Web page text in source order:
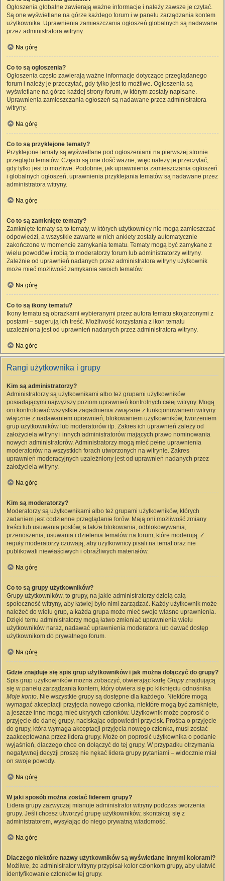
Ogłoszenia globalne zawierają ważne informacje i należy zawsze je czytać.
Są one wyświetlane na górze każdego forum i w panelu zarządzania kontem
użytkownika. Uprawnienia zamieszczania ogłoszeń globalnych są nadawane
przez administratora witryny.
Na górę
Co to są ogłoszenia?
Ogłoszenia często zawierają ważne informacje dotyczące przeglądanego
forum i należy je przeczytać, gdy tylko jest to możliwe. Ogłoszenia są
wyświetlane na górze każdej strony forum, w którym zostały napisane.
Uprawnienia zamieszczania ogłoszeń są nadawane przez administratora
witryny.
Na górę
Co to są przyklejone tematy?
Przyklejone tematy są wyświetlane pod ogłoszeniami na pierwszej stronie
przeglądu tematów. Często są one dość ważne, więc należy je przeczytać,
gdy tylko jest to możliwe. Podobnie, jak uprawnienia zamieszczania ogłoszeń
i globalnych ogłoszeń, uprawnienia przyklejania tematów są nadawane przez
administratora witryny.
Na górę
Co to są zamknięte tematy?
Zamknięte tematy są to tematy, w których użytkownicy nie mogą zamieszczać
odpowiedzi, a wszystkie zawarte w nich ankiety zostały automatycznie
zakończone w momencie zamykania tematu. Tematy mogą być zamykane z
wielu powodów i robią to moderatorzy forum lub administratorzy witryny.
Zależnie od uprawnień nadanych przez administratora witryny użytkownik
może mieć możliwość zamykania swoich tematów.
Na górę
Co to są ikony tematu?
Ikony tematu są obrazkami wybieranymi przez autora tematu skojarzonymi z
postami – sugerują ich treść. Możliwość korzystania z ikon tematu
uzależniona jest od uprawnień nadanych przez administratora witryny.
Na górę
Rangi użytkownika i grupy
Kim są administratorzy?
Administratorzy są użytkownikami albo też grupami użytkowników
posiadającymi najwyższy poziom uprawnień kontrolnych całej witryny. Mogą
oni kontrolować wszystkie zagadnienia związane z funkcjonowaniem witryny
włącznie z nadawaniem uprawnień, blokowaniem użytkowników, tworzeniem
grup użytkowników lub moderatorów itp. Zakres ich uprawnień zależy od
założyciela witryny i innych administratorów mających prawo nominowania
nowych administratorów. Administratorzy mogą mieć pełne uprawnienia
moderatorów na wszystkich forach utworzonych na witrynie. Zakres
uprawnień moderacyjnych uzależniony jest od uprawnień nadanych przez
założyciela witryny.
Na górę
Kim są moderatorzy?
Moderatorzy są użytkownikami albo też grupami użytkowników, których
zadaniem jest codzienne przeglądanie forów. Mają oni możliwość zmiany
treści lub usuwania postów, a także blokowania, odblokowywania,
przenoszenia, usuwania i dzielenia tematów na forum, które moderują. Z
reguły moderatorzy czuwają, aby użytkownicy pisali na temat oraz nie
publikowali niewłaściwych i obraźliwych materiałów.
Na górę
Co to są grupy użytkowników?
Grupy użytkowników, to grupy, na jakie administratorzy dzielą całą
społeczność witryny, aby łatwiej było nimi zarządzać. Każdy użytkownik może
należeć do wielu grup, a każda grupa może mieć swoje własne uprawnienia.
Dzięki temu administratorzy mogą łatwo zmieniać uprawnienia wielu
użytkowników naraz, nadawać uprawnienia moderatora lub dawać dostęp
użytkownikom do prywatnego forum.
Na górę
Gdzie znajduje się spis grup użytkowników i jak można dołączyć do grupy?
Spis grup użytkowników można zobaczyć, otwierając kartę Grupyznajdującą
się w panelu zarządzania kontem, który otwiera się po kliknięciu odnośnika
Moje konto. Nie wszystkie grupy są dostępne dla każdego. Niektóre mogą
wymagać akceptacji przyjęcia nowego członka, niektóre mogą być zamknięte,
a jeszcze inne mogą mieć ukrytych członków. Użytkownik może poprosić o
przyjęcie do danej grupy, naciskając odpowiedni przycisk. Prośba o przyjęcie
do grupy, która wymaga akceptacji przyjęcia nowego członka, musi zostać
zaakceptowana przez lidera grupy. Może on poprosić użytkownika o podanie
wyjaśnień, dlaczego chce on dołączyć do tej grupy. W przypadku otrzymania
negatywnej decyzji proszę nie nękać lidera grupy pytaniami – widocznie miał
on swoje powody.
Na górę
W jaki sposób można zostać liderem grupy?
Lidera grupy zazwyczaj mianuje administrator witryny podczas tworzenia
grupy. Jeśli chcesz utworzyć grupę użytkowników, skontaktuj się z
administratorem, wysyłając do niego prywatną wiadomość.
Na górę
Dlaczego niektóre nazwy użytkowników są wyświetlane innymi kolorami?
Możliwe, że administrator witryny przypisał kolor członkom grupy, aby ułatwić
identyfikowanie członków tej grupy.